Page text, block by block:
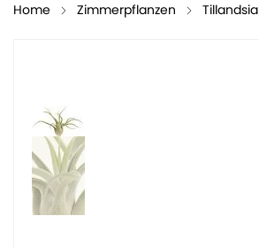
Home Zimmerpflanzen Tillandsia